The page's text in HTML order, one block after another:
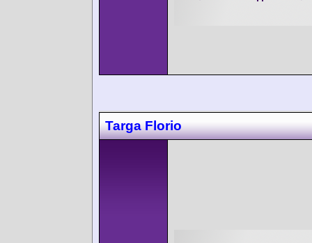
Targa Florio